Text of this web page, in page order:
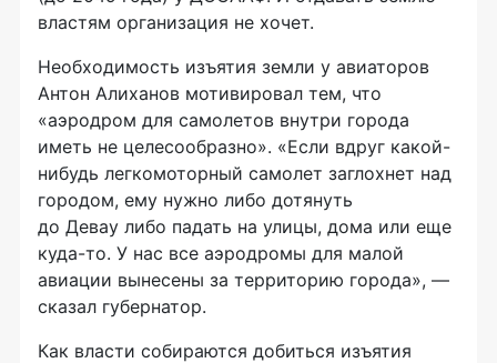
властям организация не хочет.
Необходимость изъятия земли у авиаторов
Антон Алиханов мотивировал тем, что
«аэродром для самолетов внутри города
иметь не целесообразно». «Если вдруг какой-
нибудь легкомоторный самолет заглохнет над
городом, ему нужно либо дотянуть
до Девау либо падать на улицы, дома или еще
куда-то. У нас все аэродромы для малой
авиации вынесены за территорию города», —
сказал губернатор.
Как власти собираются добиться изъятия